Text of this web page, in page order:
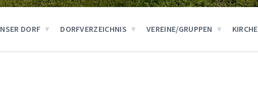
DORF DORFVERZEICHNIS VEREINE/GRUPPEN KIRCHE